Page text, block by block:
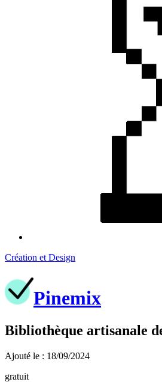
Création et Design
Pinemix
Bibliothèque artisanale
Ajouté le : 18/09/2024
gratuit